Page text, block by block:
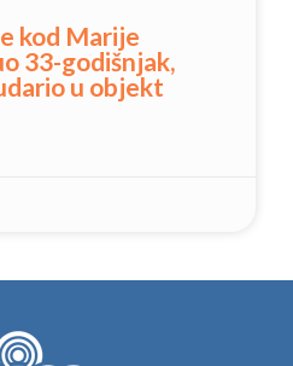
kod Marije
33-godišnjak,
u objekt